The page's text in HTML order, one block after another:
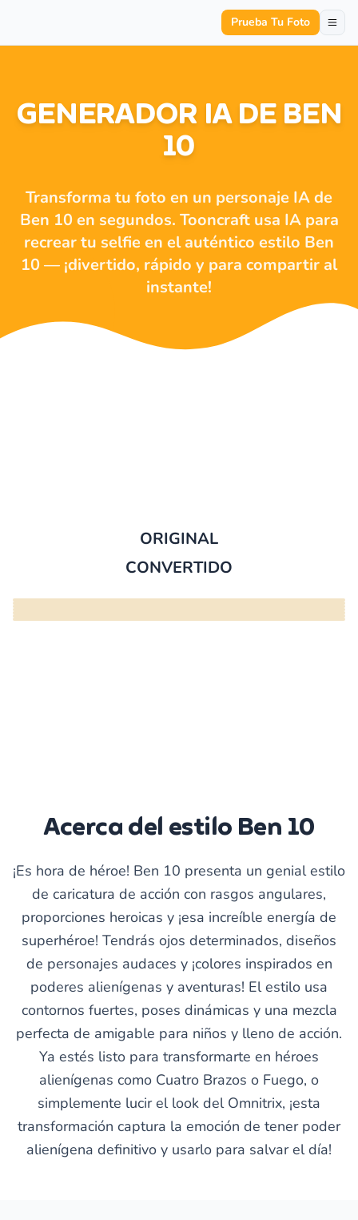
Prueba Tu Foto
GENERADOR IA DE BEN
10
Transforma tu foto en un personaje IA de
Ben 10 en segundos. Tooncraft usa IA para
recrear tu selfie en el auténtico estilo Ben
10 — ¡divertido, rápido y para compartir al
instante!
ORIGINAL
CONVERTIDO
Acerca del estilo Ben 10
¡Es hora de héroe! Ben 10 presenta un genial estilo
de caricatura de acción con rasgos angulares,
proporciones heroicas y ¡esa increíble energía de
superhéroe! Tendrás ojos determinados, diseños
de personajes audaces y ¡colores inspirados en
poderes alienígenas y aventuras! El estilo usa
contornos fuertes, poses dinámicas y una mezcla
perfecta de amigable para niños y lleno de acción.
Ya estés listo para transformarte en héroes
alienígenas como Cuatro Brazos o Fuego, o
simplemente lucir el look del Omnitrix, ¡esta
transformación captura la emoción de tener poder
alienígena definitivo y usarlo para salvar el día!